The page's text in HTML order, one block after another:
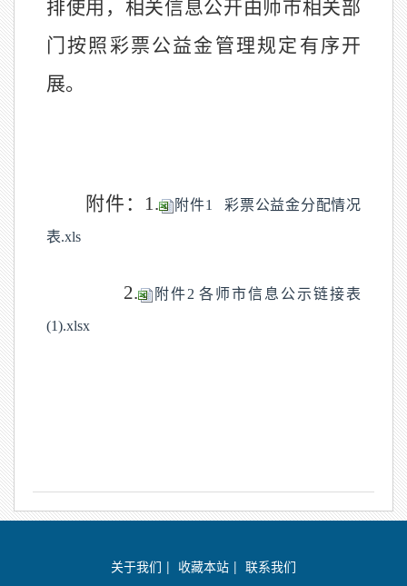
排使用，相关信息公开由师市相关部
门按照彩票公益金管理规定有序开
展。
附件： 1. 附件1 彩票公益金分配情况
表.xls
2. 附件2 各师市信息公示链接表
(1).xlsx
关于我们 | 收藏本站 | 联系我们